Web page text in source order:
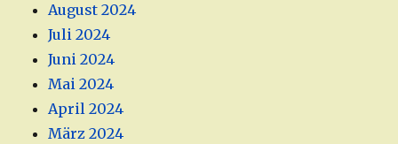
August 2024
Juli 2024
Juni 2024
Mai 2024
April 2024
März 2024